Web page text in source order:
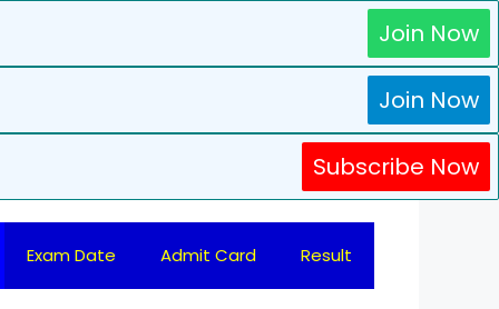
Join Now
Join Now
Subscribe Now
Exam Date Admit Card Result